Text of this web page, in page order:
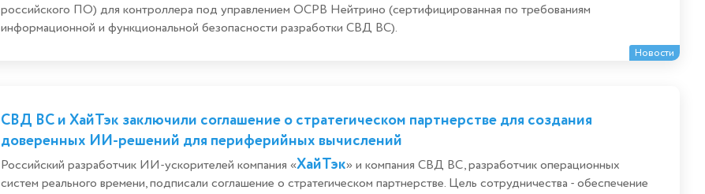
Новости
российского ПО) для контроллера под управлением ОСРВ Нейтрино (сертифицированная по требованиям
информационной и функциональной безопасности разработки СВД ВС).
СВД ВС и ХайТэк заключили соглашение о стратегическом партнерстве для создания
доверенных ИИ-решений для периферийных вычислений
Российский разработчик ИИ-ускорителей компания «ХайТэк» и компания СВД ВС, разработчик операционных
систем реального времени, подписали соглашение о стратегическом партнерстве. Цель сотрудничества - обеспечение